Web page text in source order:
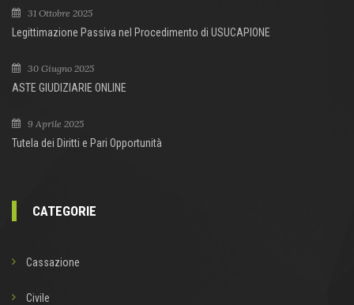
31 Ottobre 2025
Legittimazione Passiva nel Procedimento di USUCAPIONE
30 Giugno 2025
ASTE GIUDIZIARIE ONLINE
9 Aprile 2025
Tutela dei Diritti e Pari Opportunità
CATEGORIE
Cassazione
Civile